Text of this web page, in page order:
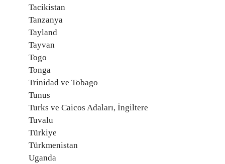
Tacikistan
Tanzanya
Tayland
Tayvan
Togo
Tonga
Trinidad ve Tobago
Tunus
Turks ve Caicos Adaları, İngiltere
Tuvalu
Türkiye
Türkmenistan
Uganda